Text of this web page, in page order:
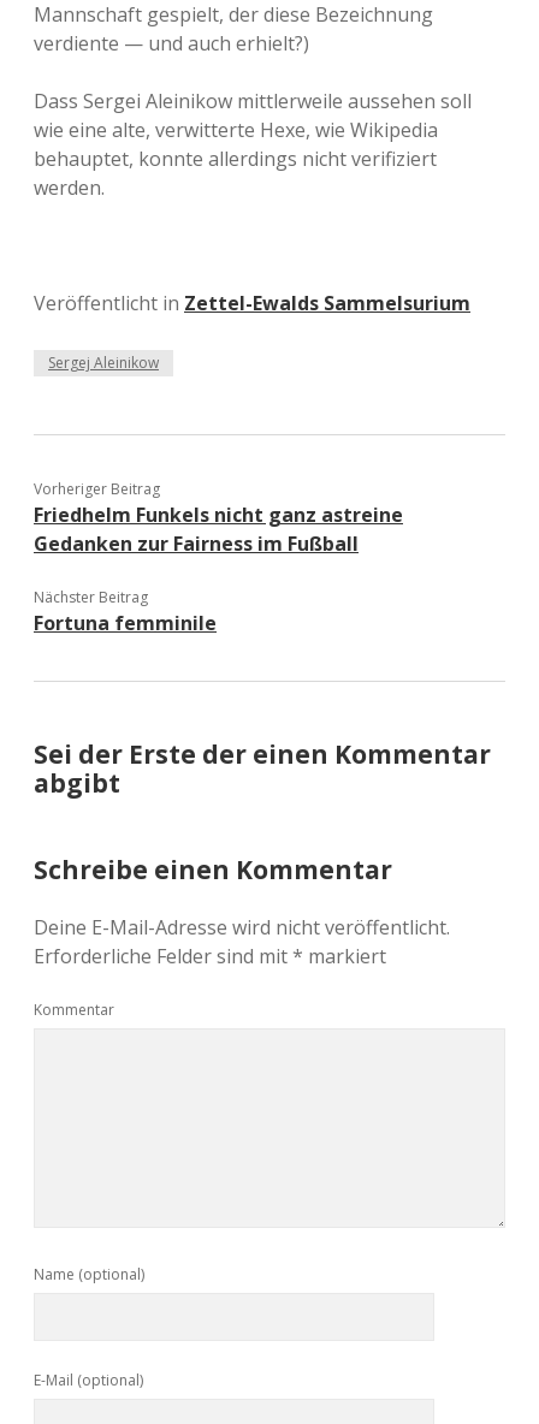
Mannschaft gespielt, der diese Bezeichnung
verdiente — und auch erhielt?)
Dass Sergei Aleinikow mittlerweile aussehen soll
wie eine alte, verwitterte Hexe, wie Wikipedia
behauptet, konnte allerdings nicht verifiziert
werden.
Veröffentlicht in Zettel-Ewalds Sammelsurium
Sergej Aleinikow
Vorheriger Beitrag
Friedhelm Funkels nicht ganz astreine
Gedanken zur Fairness im Fußball
Nächster Beitrag
Fortuna femminile
Sei der Erste der einen Kommentar
abgibt
Schreibe einen Kommentar
Deine E-Mail-Adresse wird nicht veröffentlicht.
Erforderliche Felder sind mit* markiert
Kommentar
Name (optional)
E-Mail (optional)